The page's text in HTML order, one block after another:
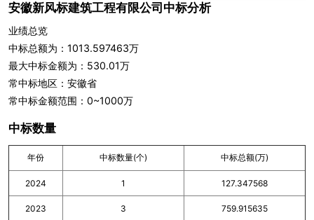
安徽新风标建筑工程有限公司中标分析
业绩总览
中标总额为：1013.597463万
最大中标金额为：530.01万
常中标地区：安徽省
常中标金额范围：0~1000万
中标数量
年份 中标数量(个) 中标总额(万)
2024 1 127.347568
2023 3 759.915635